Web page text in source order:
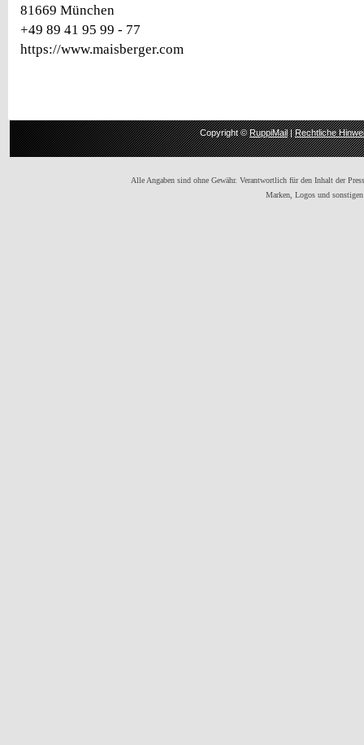
81669 München
+49 89 41 95 99 - 77
https://www.maisberger.com
Copyright ©RuppiMail|Rechtliche
Alle Angaben sind ohne Gewähr. Verantwortlich für den Inhalt der
Marken, Logos und